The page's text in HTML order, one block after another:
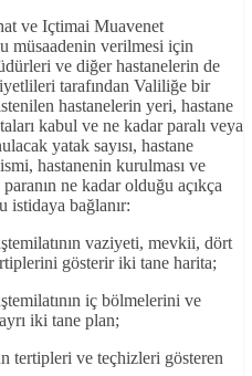
ve Içtimai Muavenet
müsaadenin verilmesi için
ve diğer hastanelerin de
tarafından Valiliğe bir
hastanelerin yeri, hastane
kabul ve ne kadar paralı veya
yatak sayısı, hastane
hastanenin kurulması ve
paranın ne kadar olduğu açıkça
istidaya bağlanır:
vaziyeti, mevkii, dört
gösterir iki tane harita;
iç bölmelerini ve
iki tane plan;
tertipleri ve teçhizleri gösteren